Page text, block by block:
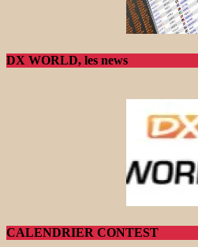
DX WORLD, les news
CALENDRIER CONTEST